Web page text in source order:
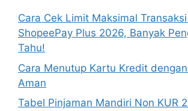
Cara Cek Limit Maksimal
ShopeePay Plus 2026, Banyak
Tahu!
Cara Menutup Kartu Kredit
Aman
Tabel Pinjaman Mandiri Non KUR